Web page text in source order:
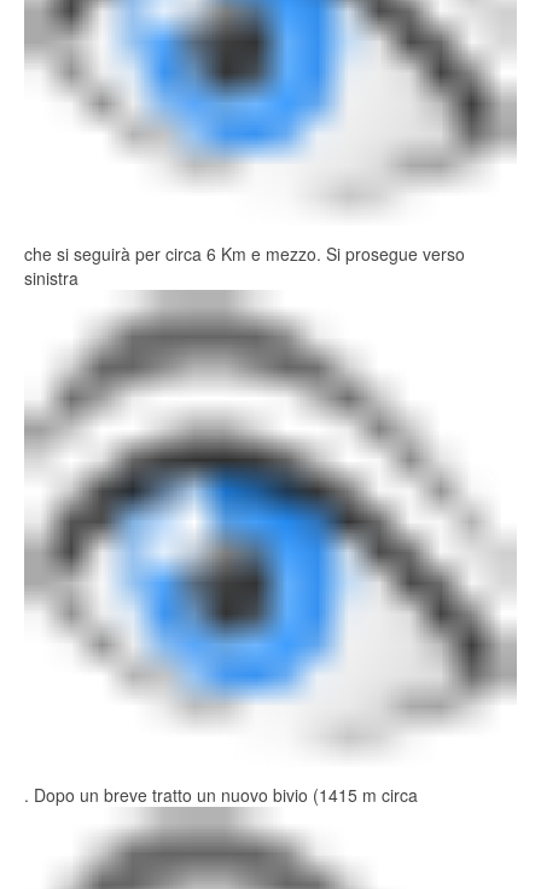
che si seguirà per circa 6 Km e mezzo. Si prosegue verso
sinistra
. Dopo un breve tratto un nuovo bivio (1415 m circa